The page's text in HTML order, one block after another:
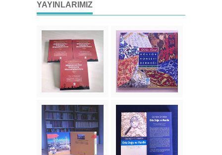
YAYINLARIMIZ